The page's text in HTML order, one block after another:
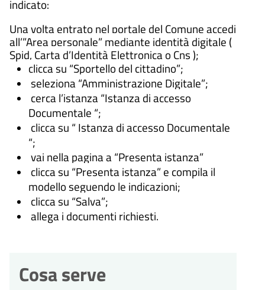
indicato:
Una volta entrato nel portale del Comune accedi
all’”Area personale” mediante identità digitale (
Spid, Carta d’Identità Elettronica o Cns );
clicca su “Sportello del cittadino”;
seleziona “Amministrazione Digitale”;
cerca l’istanza “Istanza di accesso
Documentale “;
clicca su “ Istanza di accesso Documentale
“;
vai nella pagina a “Presenta istanza”
clicca su “Presenta istanza” e compila il
modello seguendo le indicazioni;
clicca su “Salva”;
allega i documenti richiesti.
Cosa serve